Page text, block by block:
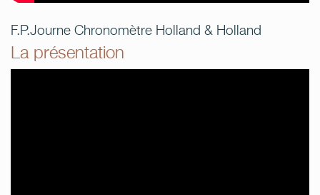
F.P.Journe Chronomètre Holland & Holland
La présentation